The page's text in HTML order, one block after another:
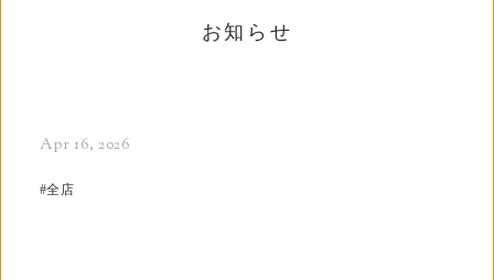
お知らせ
Apr 16, 2026
#全店